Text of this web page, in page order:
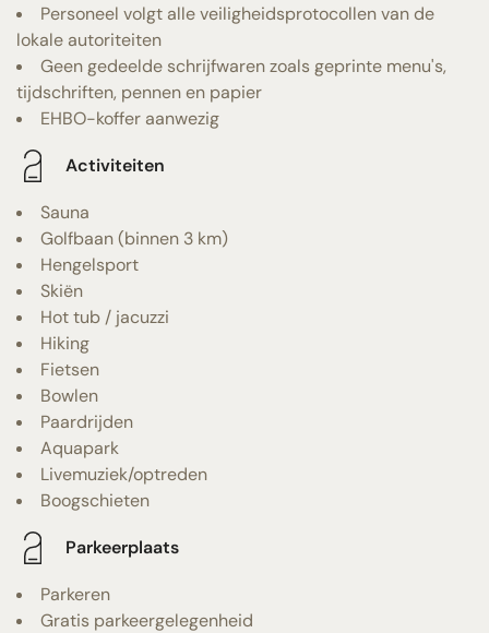
Personeel volgt alle veiligheidsprotocollen van de
lokale autoriteiten
Geen gedeelde schrijfwaren zoals geprinte menu's,
tijdschriften, pennen en papier
EHBO-koffer aanwezig
Activiteiten
Sauna
Golfbaan (binnen 3 km)
Hengelsport
Skiën
Hot tub / jacuzzi
Hiking
Fietsen
Bowlen
Paardrijden
Aquapark
Livemuziek/optreden
Boogschieten
Parkeerplaats
Parkeren
Gratis parkeergelegenheid